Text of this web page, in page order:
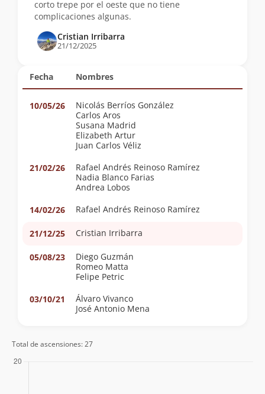
Fecha Nombres
10/05/26
Nicolás Berríos González
Carlos Aros
Susana Madrid
Elizabeth Artur
Juan Carlos Véliz
21/02/26
Rafael Andrés Reinoso Ramírez
Nadia Blanco Farias
Andrea Lobos
14/02/26
Rafael Andrés Reinoso Ramírez
21/12/25 Cristian Irribarra
05/08/23
Diego Guzmán
Romeo Matta
Felipe Petric
03/10/21
Álvaro Vivanco
José Antonio Mena
corto trepe por el oeste que no tiene
complicaciones algunas.
Cristian Irribarra
21/12/2025
Total de ascensiones: 27